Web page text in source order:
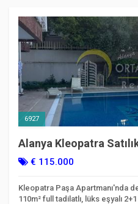
6927
Alanya Kleopatra
Eşyalı | Kod 6927
€ 115.000
Kleopatra Paşa Apartmanı'nda
110m² full tadilatlı, lüks eşyalı